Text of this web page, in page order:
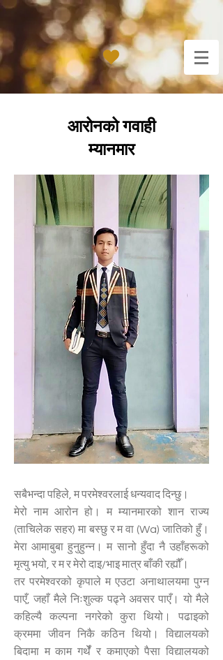
आरोनको गवाही
म्यानमार
सबैभन्दा पहिले, म परमेश्वरलाई धन्यवाद दिन्छु।
मेरो नाम आरोन हो। म म्यानमारको शान राज्य
(ताचिलेक सहर) मा बस्छु र म वा (Wa) जातिको हुँ।
मेरा आमाबुबा हुनुहुन्न। म सानो हुँदा नै उहाँहरूको
मृत्यु भयो, र म र मेरो दाइ/भाइ मात्र बाँकी रह्यौँ।
तर परमेश्वरको कृपाले म एउटा अनाथालयमा पुग्न
पाएँ, जहाँ मैले निःशुल्क पढ्ने अवसर पाएँ। यो मैले
कहिल्यै कल्पना नगरेको कुरा थियो। पढाइको
क्रममा जीवन निकै कठिन थियो। विद्यालयको
बिदामा म काम गर्थेँ र कमाएको पैसा विद्यालयको